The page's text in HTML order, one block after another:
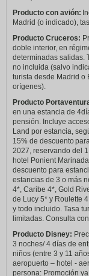
Producto con avión:
Madrid (o indicado),
Producto Cruceros:
doble interior, en
determinadas salidas.
no incluida (salvo
turista desde Madrid o
orígenes).
Producto
en una estancia de
pensión. Incluye
Land por estancia,
15% de descuento
2027, reservando del
hotel Ponient
descuento para
estancias de 3 o más
4*, Caribe 4*, Gold
de Lucy 5* y Roulette
y todo incluido. Tasa
limitadas. Consulta
Producto Disney:
3 noches/ 4 días de
niños (entre 3 y 11
aeropuerto – hotel -
persona: Promoción